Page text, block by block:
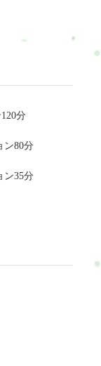
分
ン80分
ン35分